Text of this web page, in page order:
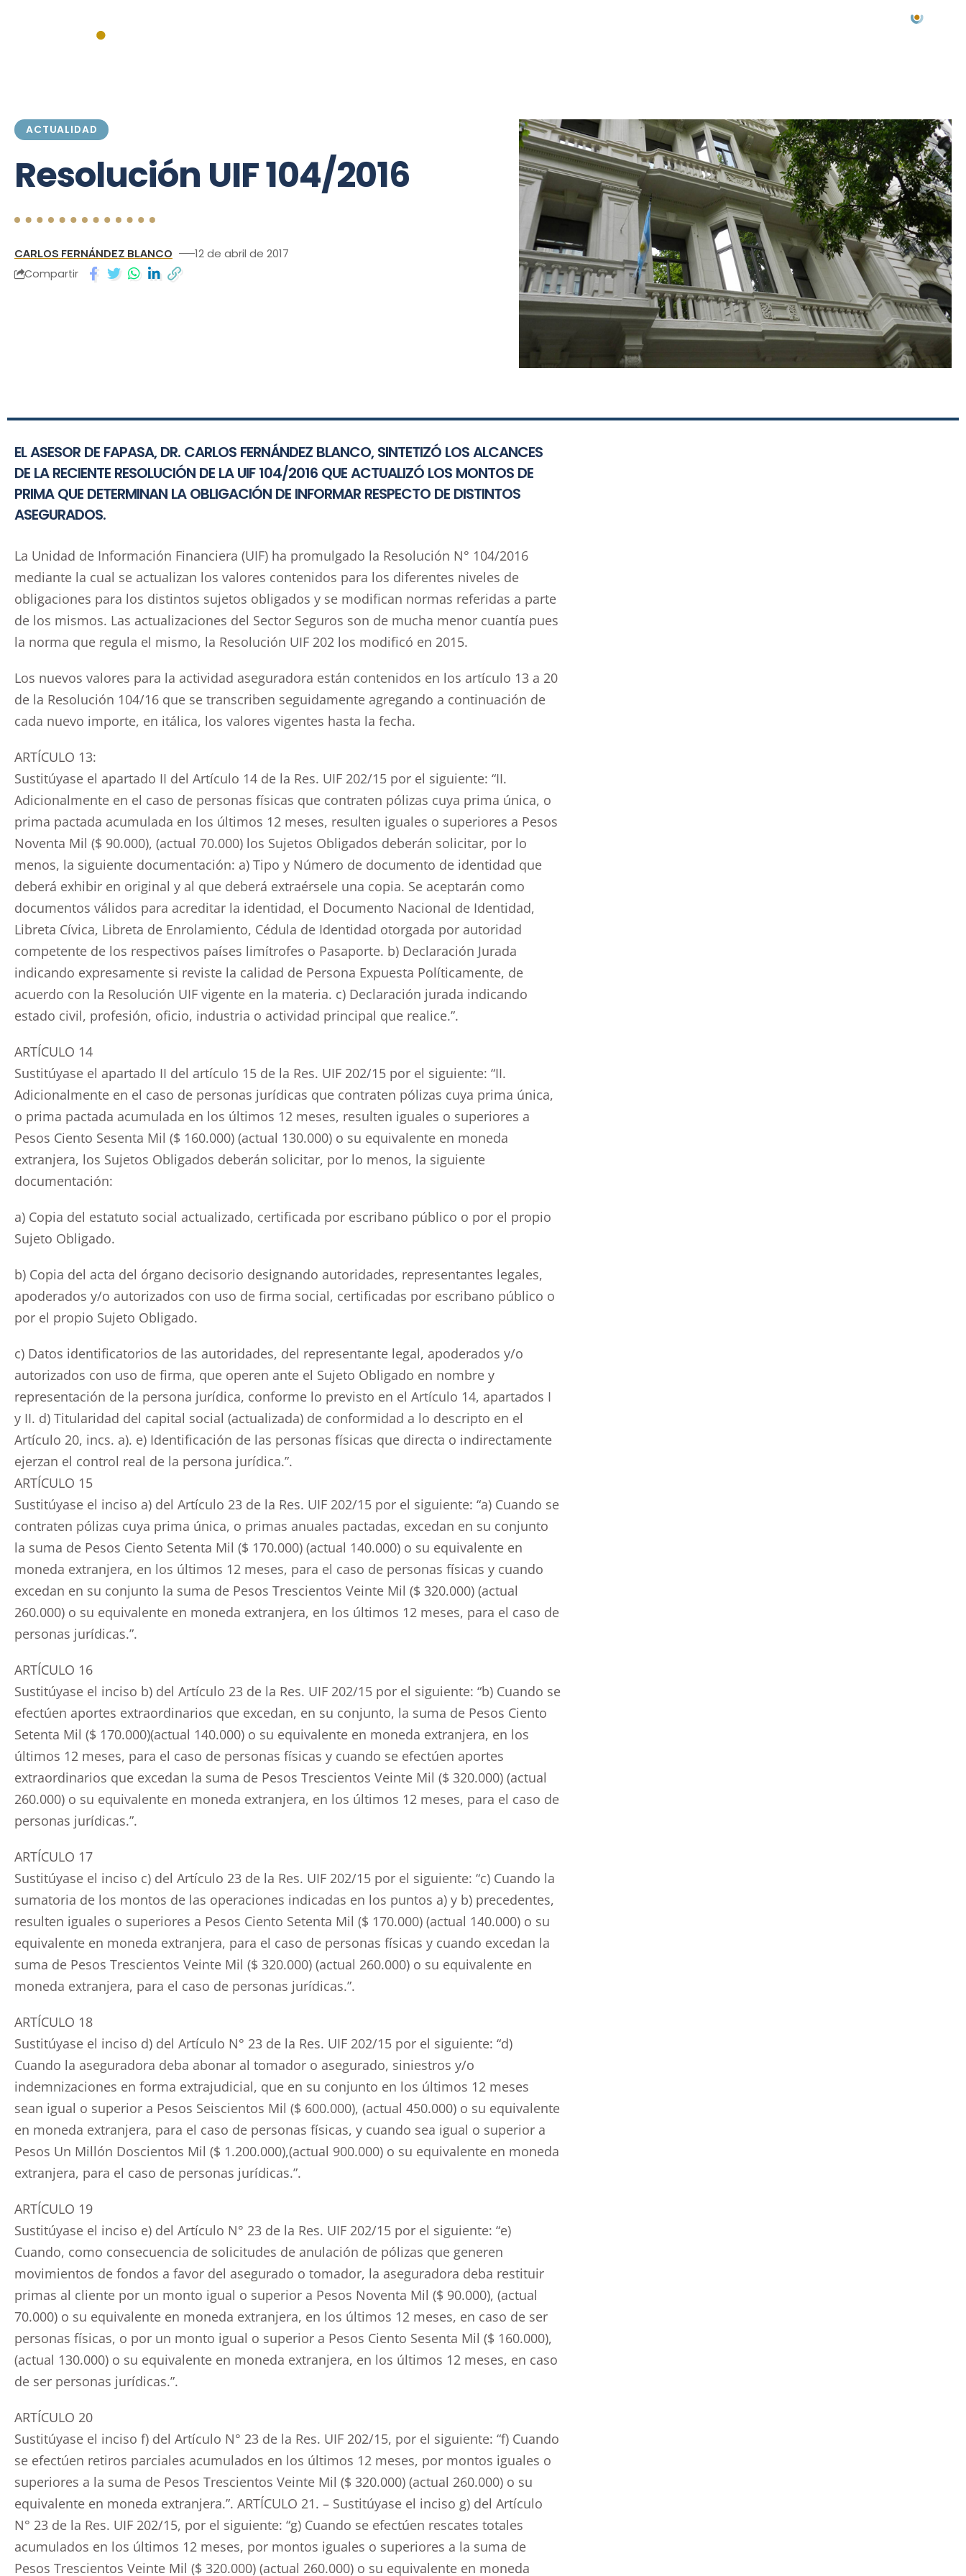
ACTUALIDAD
Resolución UIF 104/2016
CARLOS FERNÁNDEZ BLANCO 12 de abril de 2017
Compartir
EL ASESOR DE FAPASA, DR. CARLOS FERNÁNDEZ BLANCO, SINTETIZÓ LOS ALCANCES
DE LA RECIENTE RESOLUCIÓN DE LA UIF 104/2016 QUE ACTUALIZÓ LOS MONTOS DE
PRIMA QUE DETERMINAN LA OBLIGACIÓN DE INFORMAR RESPECTO DE DISTINTOS
ASEGURADOS.
La Unidad de Información Financiera (UIF) ha promulgado la Resolución N° 104/2016
mediante la cual se actualizan los valores contenidos para los diferentes niveles de
obligaciones para los distintos sujetos obligados y se modifican normas referidas a parte
de los mismos. Las actualizaciones del Sector Seguros son de mucha menor cuantía pues
la norma que regula el mismo, la Resolución UIF 202 los modificó en 2015.
Los nuevos valores para la actividad aseguradora están contenidos en los artículo 13 a 20
de la Resolución 104/16 que se transcriben seguidamente agregando a continuación de
cada nuevo importe, en itálica, los valores vigentes hasta la fecha.
ARTÍCULO 13:
Sustitúyase el apartado II del Artículo 14 de la Res. UIF 202/15 por el siguiente: “II.
Adicionalmente en el caso de personas físicas que contraten pólizas cuya prima única, o
prima pactada acumulada en los últimos 12 meses, resulten iguales o superiores a Pesos
Noventa Mil ($ 90.000), (actual 70.000) los Sujetos Obligados deberán solicitar, por lo
menos, la siguiente documentación: a) Tipo y Número de documento de identidad que
deberá exhibir en original y al que deberá extraérsele una copia. Se aceptarán como
documentos válidos para acreditar la identidad, el Documento Nacional de Identidad,
Libreta Cívica, Libreta de Enrolamiento, Cédula de Identidad otorgada por autoridad
competente de los respectivos países limítrofes o Pasaporte. b) Declaración Jurada
indicando expresamente si reviste la calidad de Persona Expuesta Políticamente, de
acuerdo con la Resolución UIF vigente en la materia. c) Declaración jurada indicando
estado civil, profesión, oficio, industria o actividad principal que realice.”.
ARTÍCULO 14
Sustitúyase el apartado II del artículo 15 de la Res. UIF 202/15 por el siguiente: “II.
Adicionalmente en el caso de personas jurídicas que contraten pólizas cuya prima única,
o prima pactada acumulada en los últimos 12 meses, resulten iguales o superiores a
Pesos Ciento Sesenta Mil ($ 160.000) (actual 130.000) o su equivalente en moneda
extranjera, los Sujetos Obligados deberán solicitar, por lo menos, la siguiente
documentación:
a) Copia del estatuto social actualizado, certificada por escribano público o por el propio
Sujeto Obligado.
b) Copia del acta del órgano decisorio designando autoridades, representantes legales,
apoderados y/o autorizados con uso de firma social, certificadas por escribano público o
por el propio Sujeto Obligado.
c) Datos identificatorios de las autoridades, del representante legal, apoderados y/o
autorizados con uso de firma, que operen ante el Sujeto Obligado en nombre y
representación de la persona jurídica, conforme lo previsto en el Artículo 14, apartados I
y II. d) Titularidad del capital social (actualizada) de conformidad a lo descripto en el
Artículo 20, incs. a). e) Identificación de las personas físicas que directa o indirectamente
ejerzan el control real de la persona jurídica.”.
ARTÍCULO 15
Sustitúyase el inciso a) del Artículo 23 de la Res. UIF 202/15 por el siguiente: “a) Cuando se
contraten pólizas cuya prima única, o primas anuales pactadas, excedan en su conjunto
la suma de Pesos Ciento Setenta Mil ($ 170.000) (actual 140.000) o su equivalente en
moneda extranjera, en los últimos 12 meses, para el caso de personas físicas y cuando
excedan en su conjunto la suma de Pesos Trescientos Veinte Mil ($ 320.000) (actual
260.000) o su equivalente en moneda extranjera, en los últimos 12 meses, para el caso de
personas jurídicas.”.
ARTÍCULO 16
Sustitúyase el inciso b) del Artículo 23 de la Res. UIF 202/15 por el siguiente: “b) Cuando se
efectúen aportes extraordinarios que excedan, en su conjunto, la suma de Pesos Ciento
Setenta Mil ($ 170.000)(actual 140.000) o su equivalente en moneda extranjera, en los
últimos 12 meses, para el caso de personas físicas y cuando se efectúen aportes
extraordinarios que excedan la suma de Pesos Trescientos Veinte Mil ($ 320.000) (actual
260.000) o su equivalente en moneda extranjera, en los últimos 12 meses, para el caso de
personas jurídicas.”.
ARTÍCULO 17
Sustitúyase el inciso c) del Artículo 23 de la Res. UIF 202/15 por el siguiente: “c) Cuando la
sumatoria de los montos de las operaciones indicadas en los puntos a) y b) precedentes,
resulten iguales o superiores a Pesos Ciento Setenta Mil ($ 170.000) (actual 140.000) o su
equivalente en moneda extranjera, para el caso de personas físicas y cuando excedan la
suma de Pesos Trescientos Veinte Mil ($ 320.000) (actual 260.000) o su equivalente en
moneda extranjera, para el caso de personas jurídicas.”.
ARTÍCULO 18
Sustitúyase el inciso d) del Artículo N° 23 de la Res. UIF 202/15 por el siguiente: “d)
Cuando la aseguradora deba abonar al tomador o asegurado, siniestros y/o
indemnizaciones en forma extrajudicial, que en su conjunto en los últimos 12 meses
sean igual o superior a Pesos Seiscientos Mil ($ 600.000), (actual 450.000) o su equivalente
en moneda extranjera, para el caso de personas físicas, y cuando sea igual o superior a
Pesos Un Millón Doscientos Mil ($ 1.200.000),(actual 900.000) o su equivalente en moneda
extranjera, para el caso de personas jurídicas.”.
ARTÍCULO 19
Sustitúyase el inciso e) del Artículo N° 23 de la Res. UIF 202/15 por el siguiente: “e)
Cuando, como consecuencia de solicitudes de anulación de pólizas que generen
movimientos de fondos a favor del asegurado o tomador, la aseguradora deba restituir
primas al cliente por un monto igual o superior a Pesos Noventa Mil ($ 90.000), (actual
70.000) o su equivalente en moneda extranjera, en los últimos 12 meses, en caso de ser
personas físicas, o por un monto igual o superior a Pesos Ciento Sesenta Mil ($ 160.000),
(actual 130.000) o su equivalente en moneda extranjera, en los últimos 12 meses, en caso
de ser personas jurídicas.”.
ARTÍCULO 20
Sustitúyase el inciso f) del Artículo N° 23 de la Res. UIF 202/15, por el siguiente: “f) Cuando
se efectúen retiros parciales acumulados en los últimos 12 meses, por montos iguales o
superiores a la suma de Pesos Trescientos Veinte Mil ($ 320.000) (actual 260.000) o su
equivalente en moneda extranjera.”. ARTÍCULO 21. – Sustitúyase el inciso g) del Artículo
N° 23 de la Res. UIF 202/15, por el siguiente: “g) Cuando se efectúen rescates totales
acumulados en los últimos 12 meses, por montos iguales o superiores a la suma de
Pesos Trescientos Veinte Mil ($ 320.000) (actual 260.000) o su equivalente en moneda